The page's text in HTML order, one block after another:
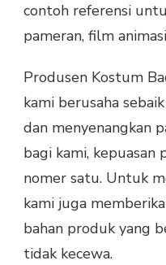
contoh referensi
pameran, film
Produsen Kostum
kami berusaha
dan menyenangkan
bagi kami, kepuasan
nomer satu. Untuk
kami juga
bahan produk yang
tidak kecewa.